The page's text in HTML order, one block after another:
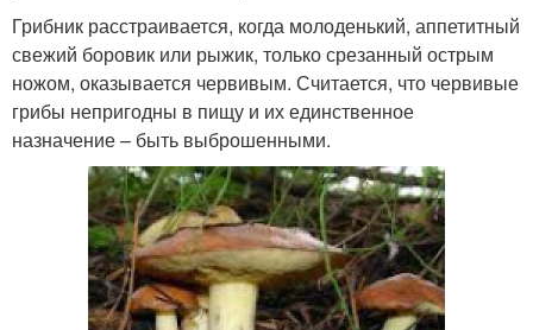
Грибник расстраивается, когда молоденький, аппетитный
свежий боровик или рыжик, только срезанный острым
ножом, оказывается червивым. Считается, что червивые
грибы непригодны в пищу и их единственное
назначение – быть выброшенными.